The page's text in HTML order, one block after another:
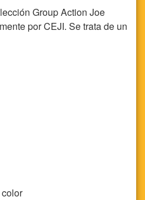
Group Action Joe
por CEJI. Se trata de un